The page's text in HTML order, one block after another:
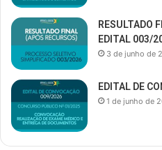
RESULTADO
EDITAL 003/
3 de junho de
EDITAL DE
1 de junho de